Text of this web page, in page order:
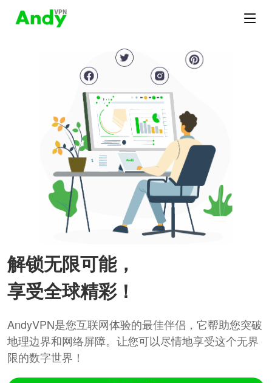
解锁无限可能，
享受全球精彩！
AndyVPN是您互联网体验的最佳伴侣，它帮助您突破
地理边界和网络屏障。让您可以尽情地享受这个无界
限的数字世界！